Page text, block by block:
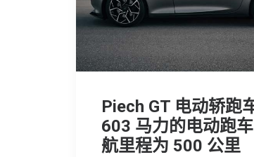
Piech GT 电动轿跑
603 马力的电动跑
航里程为 500 公里